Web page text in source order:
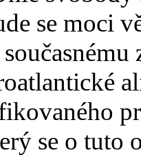
se moci
se o tuto